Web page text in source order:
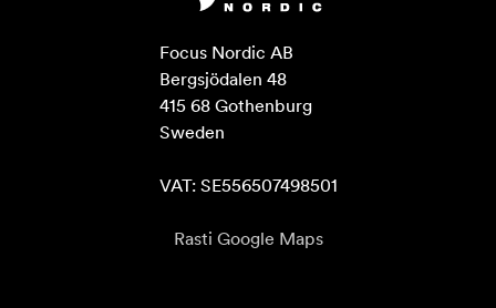
Focus Nordic AB
Bergsjödalen 48
415 68 Gothenburg
Sweden
VAT: SE556507498501
Rasti Google Maps